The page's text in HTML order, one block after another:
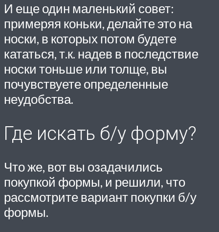
И еще один маленький совет:
примеряя коньки, делайте это на
носки, в которых потом будете
кататься, т.к. надев в последствие
носки тоньше или толще, вы
почувствуете определенные
неудобства.
Где искать б/у форму?
Что же, вот вы озадачились
покупкой формы, и решили, что
рассмотрите вариант покупки б/у
формы.